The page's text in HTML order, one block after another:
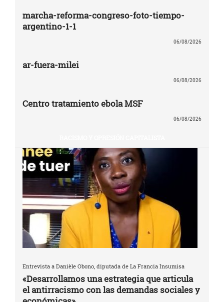
marcha-reforma-congreso-foto-tiempo-
argentino-1-1
06/08/2026
ar-fuera-milei
06/08/2026
Centro tratamiento ebola MSF
06/08/2026
Entrevista a Danièle Obono, diputada de La Francia Insumisa
«Desarrollamos una estrategia que articula
el antirracismo con las demandas sociales y